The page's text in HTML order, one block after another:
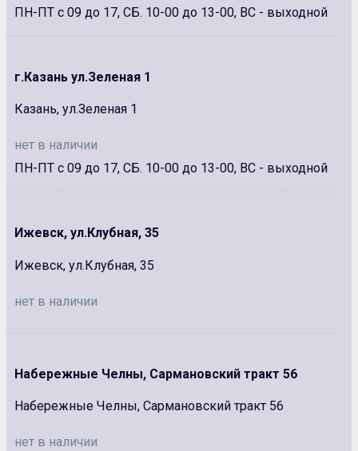
ПН-ПТ с 09 до 17, СБ. 10-00 до 13-00, ВС - выходной
г.Казань ул.Зеленая 1
Казань, ул.Зеленая 1
нет в наличии
ПН-ПТ с 09 до 17, СБ. 10-00 до 13-00, ВС - выходной
Ижевск, ул.Клубная, 35
Ижевск, ул.Клубная, 35
нет в наличии
Набережные Челны, Сармановский тракт 56
Набережные Челны, Сармановский тракт 56
нет в наличии